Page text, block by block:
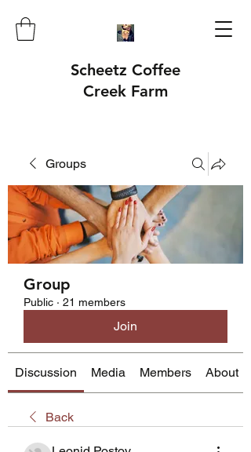
Scheetz Coffee
Creek Farm
Groups
Group
Public · 21 members
Join
Discussion Media Members About
Back